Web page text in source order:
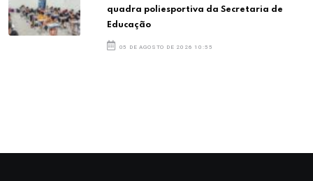
quadra poliesportiva da Secretaria de
Educação
05 DE AGOSTO DE 2026 10:55